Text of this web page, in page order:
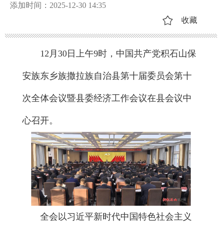
添加时间：2025-12-30 14:35
收藏
12月30日上午9时，中国共产党积石山保
安族东乡族撒拉族自治县第十届委员会第十
次全体会议暨县委经济工作会议在县会议中
心召开。
全会以习近平新时代中国特色社会主义